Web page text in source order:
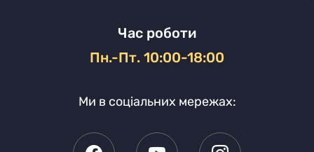
Час роботи
Пн.-Пт. 10:00-18:00
Ми в соціальних мережах: